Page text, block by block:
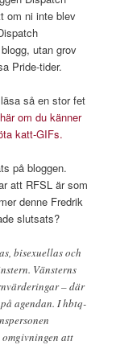
om ni inte blev
utan grov
Pride-tider.
så en stor fet
om du känner
katt-GIFs.
på bloggen.
att RFSL är som
denne Fredrik
slutsats?
bisexuellas och
Vänsterns
– där
agendan. I hbtq-
att